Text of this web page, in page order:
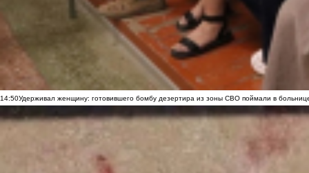
14:50Удерживал женщину: готовившего бомбу дезертира из зоны СВО поймали в